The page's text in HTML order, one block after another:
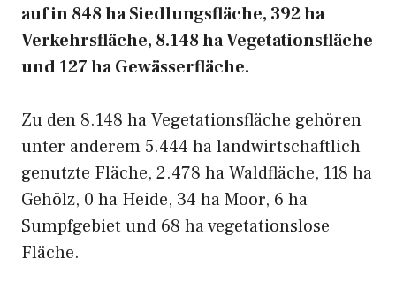
auf in 848 ha Siedlungsfläche, 392 ha
Verkehrsfläche, 8.148 ha Vegetationsfläche
und 127 ha Gewässerfläche.
Zu den 8.148 ha Vegetationsfläche gehören
unter anderem 5.444 ha landwirtschaftlich
genutzte Fläche, 2.478 ha Waldfläche, 118 ha
Gehölz, 0 ha Heide, 34 ha Moor, 6 ha
Sumpfgebiet und 68 ha vegetationslose
Fläche.